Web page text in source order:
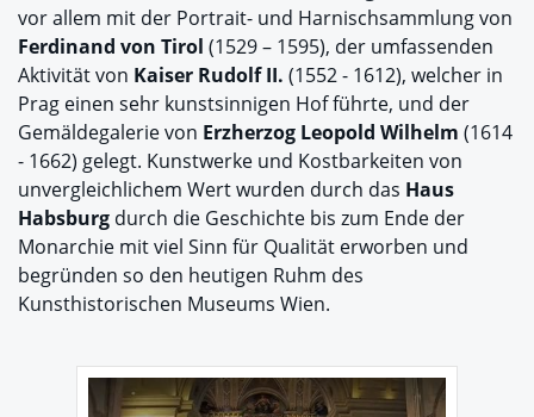
vor allem mit der Portrait- und Harnischsammlung von
Ferdinand von Tirol (1529 – 1595), der umfassenden
Aktivität von Kaiser Rudolf II. (1552 - 1612), welcher in
Prag einen sehr kunstsinnigen Hof führte, und der
Gemäldegalerie von Erzherzog Leopold Wilhelm (1614
- 1662) gelegt. Kunstwerke und Kostbarkeiten von
unvergleichlichem Wert wurden durch das Haus
Habsburg durch die Geschichte bis zum Ende der
Monarchie mit viel Sinn für Qualität erworben und
begründen so den heutigen Ruhm des
Kunsthistorischen Museums Wien.